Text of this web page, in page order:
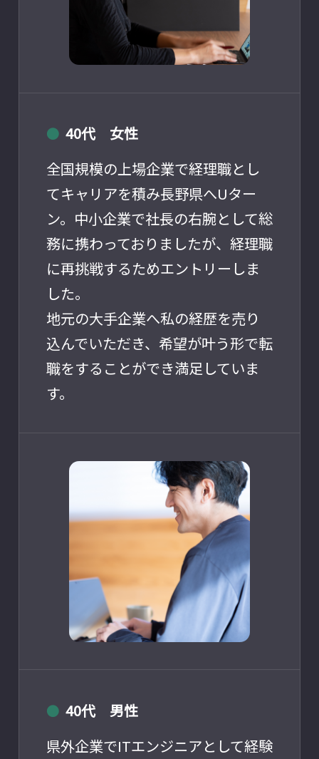
● 40代 女性
全国規模の上場企業で経理職とし
てキャリアを積み長野県へUター
ン。中小企業で社長の右腕として総
務に携わっておりましたが、経理職
に再挑戦するためエントリーしま
した。
地元の大手企業へ私の経歴を売り
込んでいただき、希望が叶う形で転
職をすることができ満足していま
す。
● 40代 男性
県外企業でITエンジニアとして経験